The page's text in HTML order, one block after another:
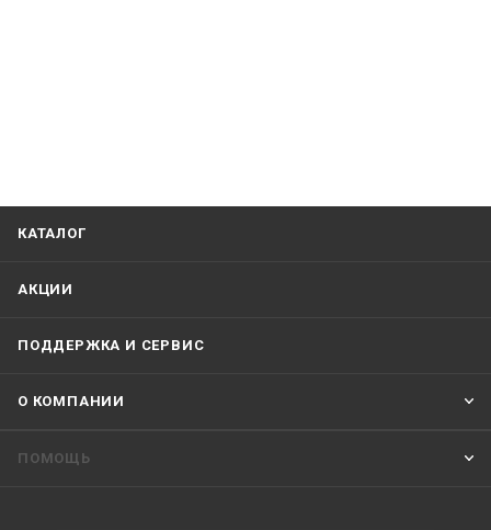
КАТАЛОГ
АКЦИИ
ПОДДЕРЖКА И СЕРВИС
О КОМПАНИИ
ПОМОЩЬ